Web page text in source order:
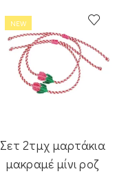
NEW
Σετ 2τμχ μαρτάκια
μακραμέ μίνι ροζ